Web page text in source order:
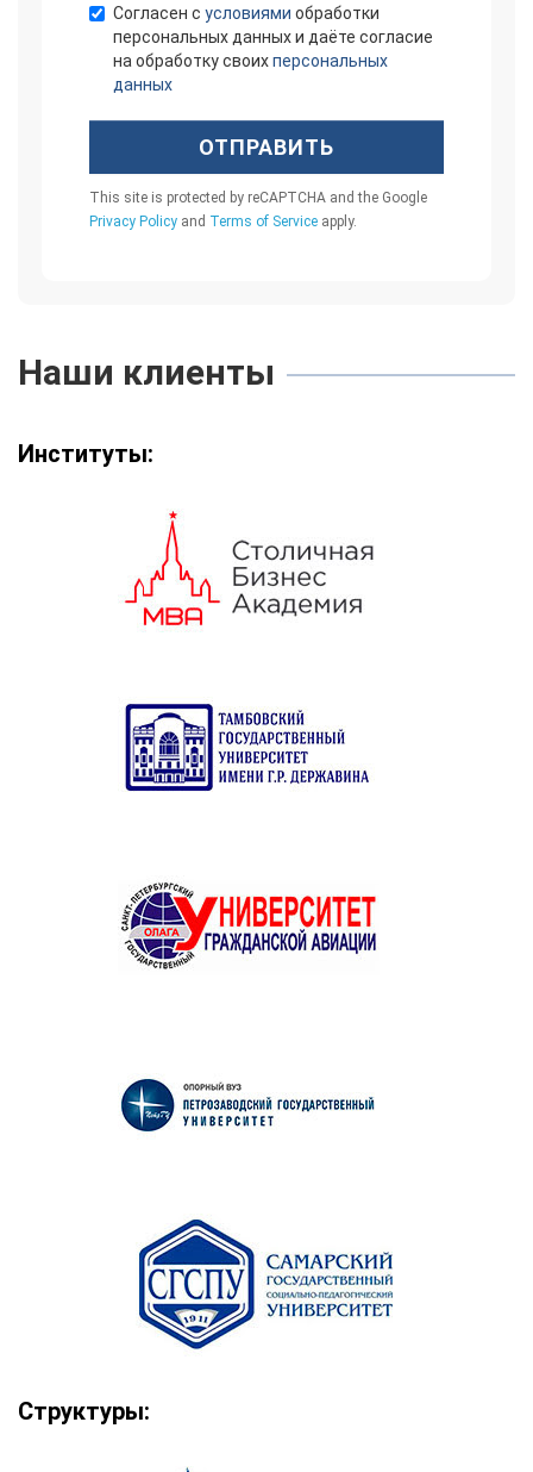
Согласен с условиями обработки
персональных данных и даёте согласие
на обработку своихперсональных
данных
ОТПРАВИТЬ
This site is protected by reCAPTCHA and the Google
Privacy Policy and Terms of Service apply.
Наши клиенты
Институты:
Структуры: